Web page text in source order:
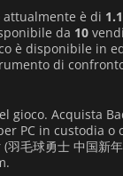
è di
da 10
è disponibile in
di
gioco. Acquista
PC in custodia
毛球勇士 中国新